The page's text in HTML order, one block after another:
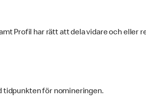
Profil har rätt att dela vidare och eller
tidpunkten för nomineringen.